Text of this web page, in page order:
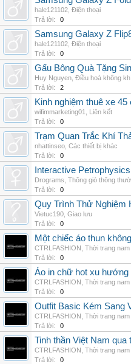
hale121102 Điện thoại
Trả lời:
0
Samsung Galaxy Z
hale121102 Điện thoại
Trả lời:
0
Gấu Bông Quà Tặng
Huy Nguyen Điều hoà không
Trả lời:
2
Kinh nghiệm thuê xe
wifimmarketing01
Liên kết
Trả lời:
0
Trạm Quan Trắc Khí
nhattinseo Các thiết bị khác
Trả lời:
0
Interactive
Drograms Thông gió thông
Trả lời:
0
Quy Trình Thử Nghiệm
Vietuc190 Giao lưu
Trả lời:
0
Một chiếc áo thun
CTRLFASHION Thời trang nam
Trả lời:
0
Áo in chữ hot xu hướng
CTRLFASHION Thời trang nam
Trả lời:
0
Outfit Basic Kém Sang
CTRLFASHION Thời trang nam
Trả lời:
0
Tinh thần Việt Nam
CTRLFASHION Thời trang nam
Trả lời:
0